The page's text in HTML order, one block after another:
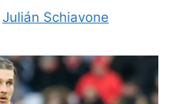
Julián Schiavone